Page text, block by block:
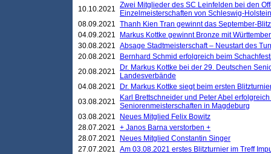
10.10.2021 Zwei Mitglieder des SC Leinfelden bei den
Einzelmeisterschaften von Schleswig-
08.09.2021 Thanh Kien Tran gewinnt das September-
04.09.2021
Markus Kottke gewinnt Bronze mit
30.08.2021 Absage Stadtmeisterschaft – Neustart des
20.08.2021
Bernhard Schmid erfolgreich beim
20.08.2021
Dr. Markus Kottke bei der 29. Deutschen
Landesverbände
04.08.2021
Dr. Markus Kottke siegt beim ersten
03.08.2021
Karl Brettschneider und Peter Abel
Seniorenmeisterschaften in Magdeburg
03.08.2021
Neues Mitglied Felix Bowitz
28.07.2021 + Janos Barna verstorben +
28.07.2021
Neues Mitglied Constantin Singer
27.07.2021 Am 03.08.2021 erstes Blitzturnier im Treff